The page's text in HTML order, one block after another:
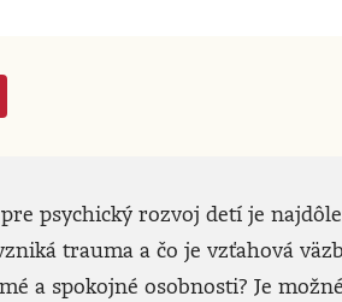
psychický rozvoj detí je
trauma a čo je vzťahová
a spokojné osobnosti? Je